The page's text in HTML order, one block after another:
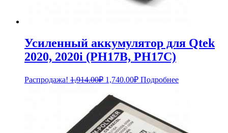
Усиленный аккумулятор для Qtek
2020, 2020i (PH17B, PH17C)
Распродажа! 1,914.00₽ Первоначальная
составляла
1,914.00₽.
1,740.00₽Текущая
цена:
Подробнее